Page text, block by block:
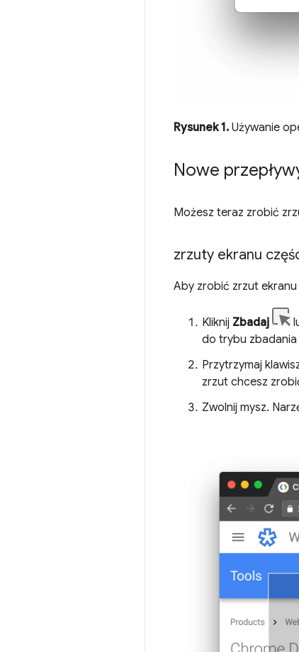
Rysunek 1. Używanie
Nowe
Możesz teraz zrobić
zrzuty ekranu
Aby zrobić zrzut
Kliknij Zbadaj
do trybu zbadania
Przytrzymaj
zrzut chcesz
Zwolnij mysz.